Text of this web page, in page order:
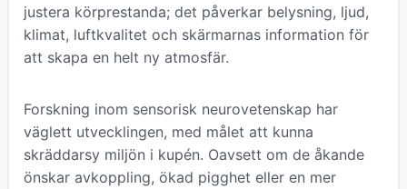
justera körprestanda; det påverkar belysning, ljud,
klimat, luftkvalitet och skärmarnas information för
att skapa en helt ny atmosfär.
Forskning inom sensorisk neurovetenskap har
väglett utvecklingen, med målet att kunna
skräddarsy miljön i kupén. Oavsett om de åkande
önskar avkoppling, ökad pigghet eller en mer